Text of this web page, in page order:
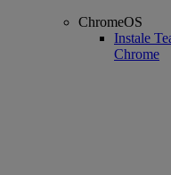
ChromeOS
Instale
Chrome